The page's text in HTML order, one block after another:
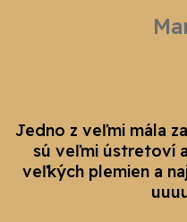
Jedno z veľmi mála
sú veľmi ústretoví
veľkých plemien a